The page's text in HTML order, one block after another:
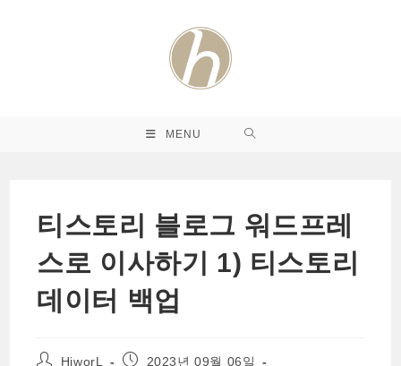
MENU
티스토리 블로그 워드프레
스로 이사하기 1) 티스토리
데이터 백업
PostHiworL
Post2023년 09월 06일